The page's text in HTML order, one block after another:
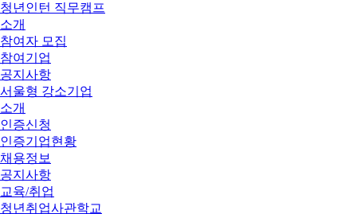
청년인턴 직무캠프
소개
참여자 모집
참여기업
공지사항
서울형 강소기업
소개
인증신청
인증기업현황
채용정보
공지사항
교육/취업
청년취업사관학교